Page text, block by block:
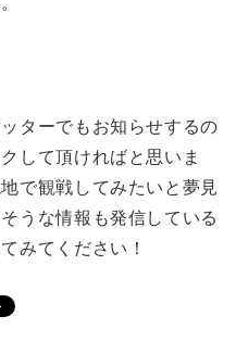
ターでもお知らせするの
して頂ければと思いま
で観戦してみたいと夢見
うな情報も発信している
みてください！